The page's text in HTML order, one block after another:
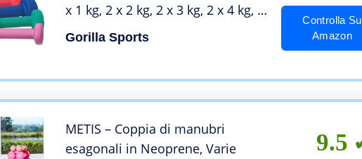
x 1 kg, 2 x 2 kg, 2 x 3 kg, 2 x 4 kg, 2
x 5 kg, Rivestimento in Vinile,
Antiscivolo – Manubri Palestra,
Gorilla Sports
Controlla Su
Amazon
METIS – Coppia di manubri
esagonali in Neoprene, Varie
9.5